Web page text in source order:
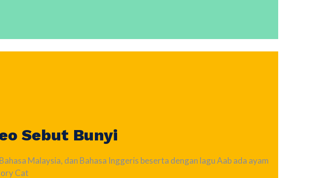
Sebut Bunyi
Malaysia, dan Bahasa Inggeris beserta dengan lagu Aab ada ayam
Cat